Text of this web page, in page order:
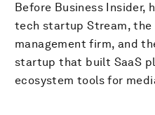
Before Business Insider,
tech startup Stream, the
management firm, and
startup that built SaaS
ecosystem tools for